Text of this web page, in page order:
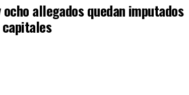
allegados quedan imputados